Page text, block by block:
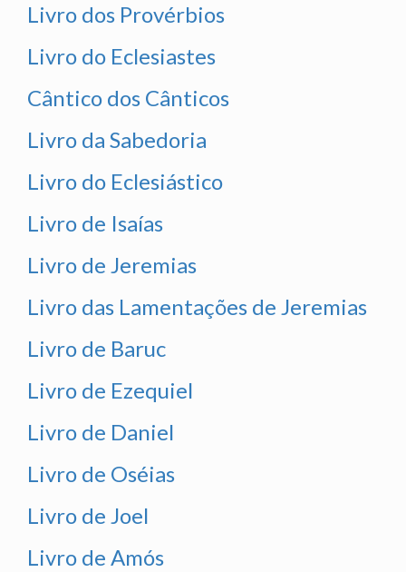
Livro dos Provérbios
Livro do Eclesiastes
Cântico dos Cânticos
Livro da Sabedoria
Livro do Eclesiástico
Livro de Isaías
Livro de Jeremias
Livro das Lamentações de Jeremias
Livro de Baruc
Livro de Ezequiel
Livro de Daniel
Livro de Oséias
Livro de Joel
Livro de Amós